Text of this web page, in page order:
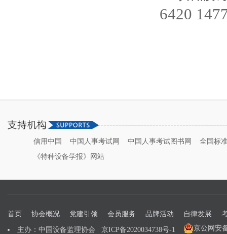
6420
信用中国 中国人事考试网 中国人事考试图书网
全国标
《特种设备学报》网站
首页 协会概况 党建引领 会员服务 品牌活动 自律发展
主办：中国设备监理协会 京ICP备2020034738号-1 京公网安